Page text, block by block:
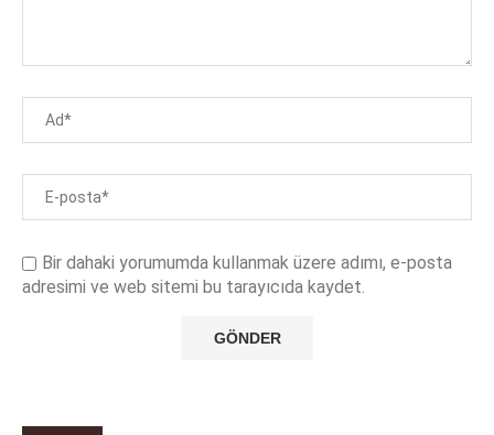
Bir dahaki yorumumda kullanmak üzere adımı, e-posta
adresimi ve web sitemi bu tarayıcıda kaydet.